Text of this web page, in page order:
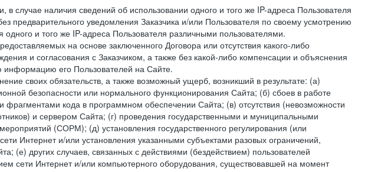
наличия сведений об использовании одного и того же IP-адреса Пользователя
предварительного уведомления Заказчика и/или Пользователя по своему усмотрению
и того же IP-адреса Пользователя различными пользователями.
на основе заключенного Договора или отсутствия какого-либо
и согласования с Заказчиком, а также без какой-либо компенсации и объяснения
информацию его Пользователей на Сайте.
своих обязательств, а также возможный ущерб, возникший в результате: (а)
безопасности или нормального функционирования Сайта; (б) сбоев в работе
кода в программном обеспечении Сайта; (в) отсутствия (невозможности
и сервером Сайта; (г) проведения государственными и муниципальными
(СОРМ); (д) установления государственного регулирования (или
Интернет и/или установления указанными субъектами разовых ограничений,
других случаев, связанных с действиями (бездействием) пользователей
сети Интернет и/или компьютерного оборудования, существовавшей на момент